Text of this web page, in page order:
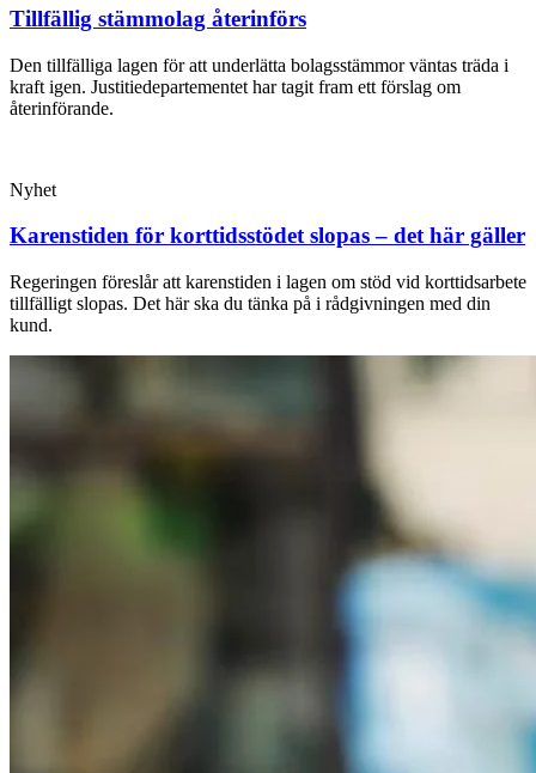
Tillfällig stämmolag återinförs
Den tillfälliga lagen för att underlätta bolagsstämmor väntas träda i
kraft igen. Justitiedepartementet har tagit fram ett förslag om
återinförande.
Nyhet
Karenstiden för korttidsstödet slopas – det här gäller
Regeringen föreslår att karenstiden i lagen om stöd vid korttidsarbete
tillfälligt slopas. Det här ska du tänka på i rådgivningen med din
kund.